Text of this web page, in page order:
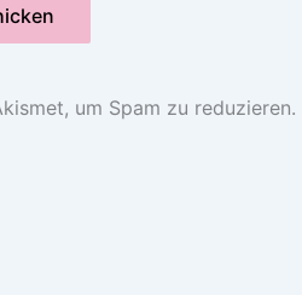
um Spam zu reduzieren.